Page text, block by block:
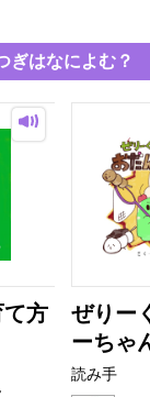
ぎはなによむ？
方
ぜりー
ーちゃ
読み手